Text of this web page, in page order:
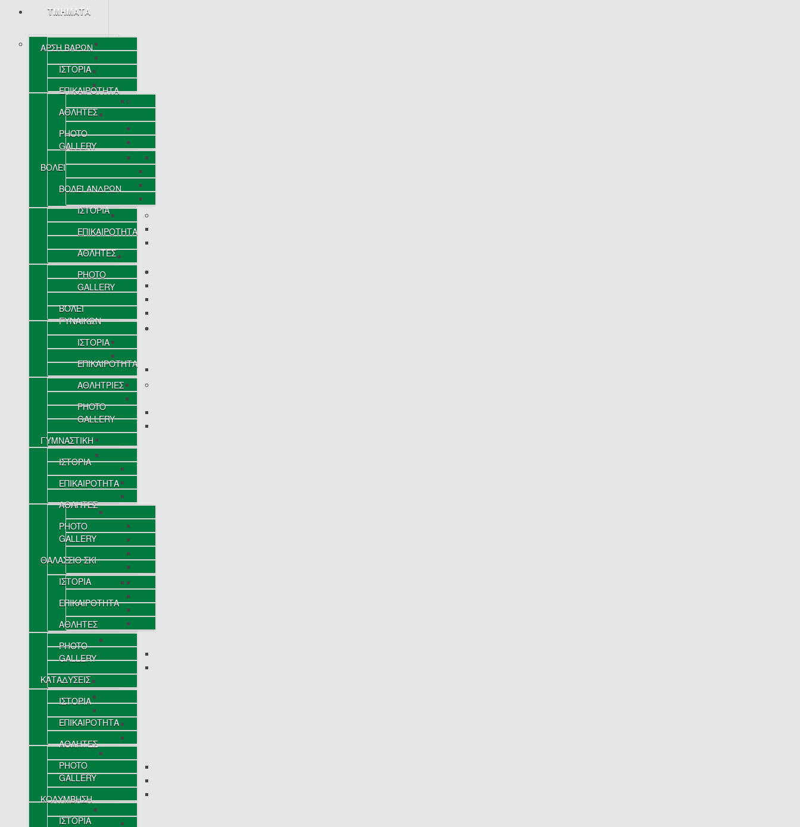
ΤΜΗΜΑΤΑ
ΑΡΣΗ ΒΑΡΩΝ
ΙΣΤΟΡΙΑ
ΕΠΙΚΑΙΡΟΤΗΤΑ
ΑΘΛΗΤΕΣ
PHOTO
GALLERY
ΒΟΛΕΪ
ΒΟΛΕΪ ΑΝΔΡΩΝ
ΙΣΤΟΡΙΑ
ΕΠΙΚΑΙΡΟΤΗΤΑ
ΑΘΛΗΤΕΣ
PHOTO
GALLERY
ΒΟΛΕΪ
ΓΥΝΑΙΚΩΝ
ΙΣΤΟΡΙΑ
ΕΠΙΚΑΙΡΟΤΗΤΑ
ΑΘΛΗΤΡΙΕΣ
PHOTO
GALLERY
ΓΥΜΝΑΣΤΙΚΗ
ΙΣΤΟΡΙΑ
ΕΠΙΚΑΙΡΟΤΗΤΑ
ΑΘΛΗΤΕΣ
PHOTO
GALLERY
ΘΑΛΑΣΣΙΟ ΣΚΙ
ΙΣΤΟΡΙΑ
ΕΠΙΚΑΙΡΟΤΗΤΑ
ΑΘΛΗΤΕΣ
PHOTO
GALLERY
ΚΑΤΑΔΥΣΕΙΣ
ΙΣΤΟΡΙΑ
ΕΠΙΚΑΙΡΟΤΗΤΑ
ΑΘΛΗΤΕΣ
PHOTO
GALLERY
ΚΟΛΥΜΒΗΣΗ
ΙΣΤΟΡΙΑ